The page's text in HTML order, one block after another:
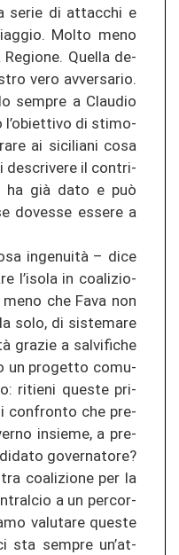
serie di at­tac­chi e
Molto meno
Quel­la de­
vero av­ver­sa­rio.
sem­pre a Clau­dio
l’ob­iet­ti­vo di sti­mo­
ai si­ci­lia­ni cosa
de­scri­ve­re il con­tri­
ha già dato e può
do­ves­se es­se­re a
ingenuità – dice
l’isola in co­ali­zio­
che Fava non
solo, di sis­te­ma­re
gra­zie a sal­vi­fi­che
un pro­get­to co­mu­
ri­tie­ni ques­te pri­
con­fron­to che pre­
insie­me, a pre­
go­ver­na­to­re?
co­ali­zio­ne per la
a un per­cor­
va­lu­ta­re ques­te
sta sem­pre un’at­